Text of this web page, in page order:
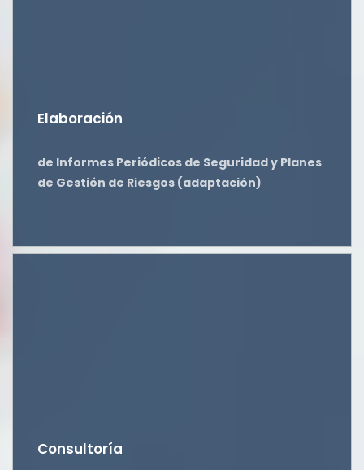
Elaboración
de Informes Periódicos de Seguridad y Planes
de Gestión de Riesgos (adaptación)
Consultoría